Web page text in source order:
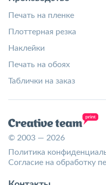
Печать на пленке
Плоттерная резка
Наклейки
Печать на обоях
Таблички на заказ
© 2003 — 2026
Политика
Согласие на обработку